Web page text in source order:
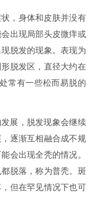
，身体和皮肤并没有
出现局部头皮微痒或
脱发的现象。表现为
脱发区，直径大约在
常有一些松而易脱的
展，脱发现象会继续
逐渐互相融合成不规
会出现全秃的情况。
脱落，称为普秃。斑
但在罕见情况下也可